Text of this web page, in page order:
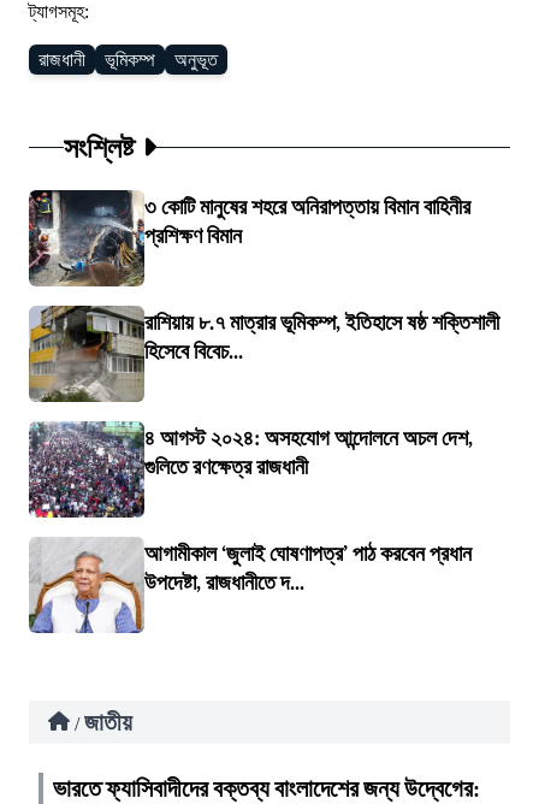
ট্যাগসমূহ:
রাজধানী ভূমিকম্প অনুভূত
সংশ্লিষ্ট
৩ কোটি মানুষের শহরে অনিরাপত্তায় বিমান বাহিনীর
প্রশিক্ষণ বিমান
রাশিয়ায় ৮.৭ মাত্রার ভূমিকম্প, ইতিহাসে ষষ্ঠ শক্তিশালী
হিসেবে বিবেচ...
৪ আগস্ট ২০২৪: অসহযোগ আন্দোলনে অচল দেশ,
গুলিতে রণক্ষেত্র রাজধানী
আগামীকাল ‘জুলাই ঘোষণাপত্র’ পাঠ করবেন প্রধান
উপদেষ্টা, রাজধানীতে দ...
/ জাতীয়
ভারতে ফ্যাসিবাদীদের বক্তব্য বাংলাদেশের জন্য উদ্বেগের: